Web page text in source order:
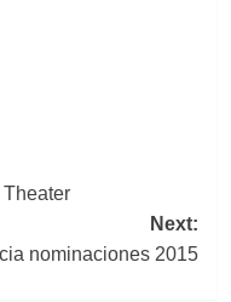
Next:
nominaciones 2015